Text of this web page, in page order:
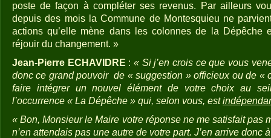
poste de façon à compléter ses revenus. Par ailleurs
depuis des mois la Commune de Montesquieu ne
actions qu’elle mène dans les colonnes de la Dépêche
réjouir du changement. »
Jean-Pierre ECHAVIDRE :« Si j’en crois ce que vous
donc ce grand pouvoir de « suggestion » officieux ou de «
faire intégrer un nouvel élément de votre choix au
l’occurrence « La Dépêche » qui, selon vous, est
« Bon, Monsieur le Maire votre réponse ne me satisfait pas
n’en attendais pas une autre de votre part. J’en arrive donc